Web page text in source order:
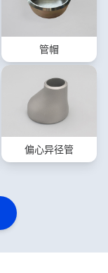
管帽
偏心异径管